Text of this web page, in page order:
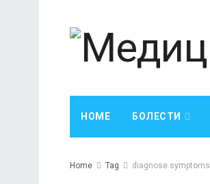
HOME БОЛЕСТИ
Home Tag diagnose symptoms